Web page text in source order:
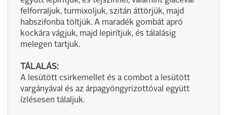
felforraljuk, turmixoljuk, szitán áttörjük, majd
habszifonba töltjük. A maradék gombát apró
kockára vágjuk, majd lepirítjuk, és tálalásig
melegen tartjuk.
TÁLALÁS:
A lesütött csirkemellet és a combot a lesütött
vargányával és az árpagyöngyrizottóval együtt
ízlésesen tálaljuk.